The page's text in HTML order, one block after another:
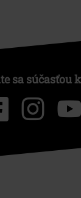
sa súčasťou